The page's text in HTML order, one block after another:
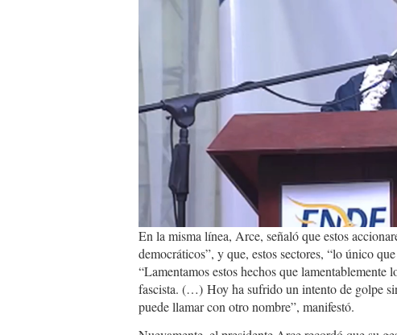
En la misma línea, Arce, señaló que estos
democráticos”, y que, estos sectores, “lo único
“Lamentamos estos hechos que lamentablemente
fascista. (…) Hoy ha sufrido un intento de golpe
puede llamar con otro nombre”, manifestó.